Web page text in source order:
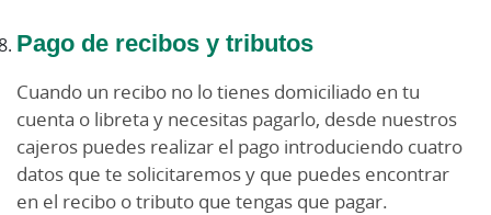
Pago de recibos y tributos
Cuando un recibo no lo tienes domiciliado en tu
cuenta o libreta y necesitas pagarlo, desde nuestros
cajeros puedes realizar el pago introduciendo cuatro
datos que te solicitaremos y que puedes encontrar
en el recibo o tributo que tengas que pagar.